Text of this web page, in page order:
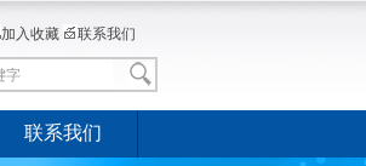
加入收藏 联系我们
联系我们